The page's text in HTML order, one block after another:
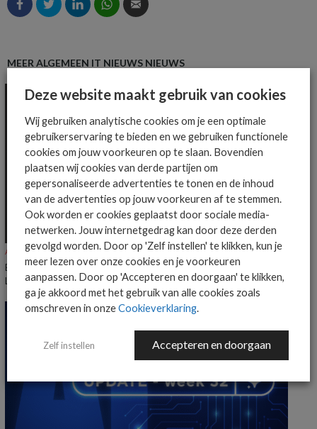
MEER ALGEMEEN IT NIEUWS NIEUWS
ALGEMEEN IT NIEUWS NIEUWS
Everpure benoemt Craig Robertson tot Head of Partners EMEA en
LatAm
Deze website maakt gebruik van cookies
Wij gebruiken analytische cookies om je een optimale
gebruikerservaring te bieden en we gebruiken functionele
cookies om jouw voorkeuren op te slaan. Bovendien
plaatsen wij cookies van derde partijen om
gepersonaliseerde advertenties te tonen en de inhoud
van de advertenties op jouw voorkeuren af te stemmen.
Ook worden er cookies geplaatst door sociale media-
netwerken. Jouw internetgedrag kan door deze derden
gevolgd worden. Door op 'Zelf instellen' te klikken, kun je
meer lezen over onze cookies en je voorkeuren
aanpassen. Door op 'Accepteren en doorgaan' te klikken,
ga je akkoord met het gebruik van alle cookies zoals
omschreven in onzeCookieverklaring.
Zelf instellen Accepteren en doorgaan